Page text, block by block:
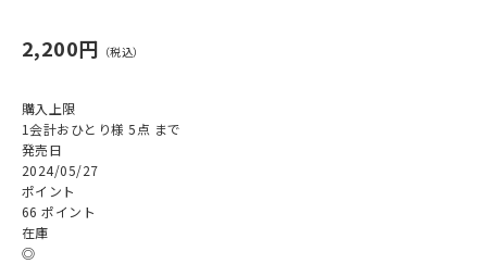
2,200円
購入上限
1会計おひとり様 5点 まで
発売日
2024/05/27
ポイント
66 ポイント
在庫
◎